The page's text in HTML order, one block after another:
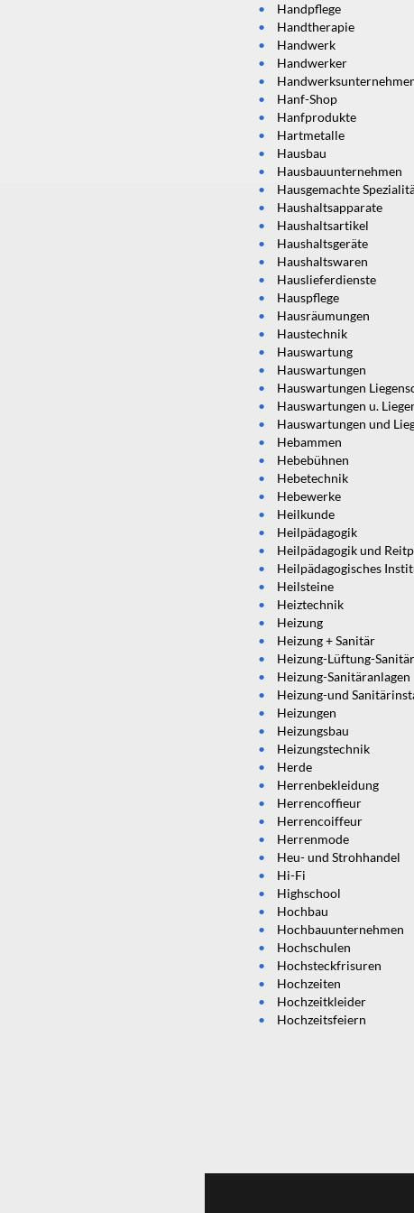
Handpflege
Handtherapie
Handwerk
Handwerker
Hanf-Shop
Hanfprodukte
Hartmetalle
Hausbau
Hausbauunternehmen
Hausgemachte
Haushaltsapparate
Haushaltsartikel
Haushaltsgeräte
Haushaltswaren
Hauslieferdienste
Hauspflege
Hausräumungen
Haustechnik
Hauswartung
Hauswartungen
Hauswartungen
Hauswartungen u.
Hauswartungen und
Hebammen
Hebebühnen
Hebetechnik
Hebewerke
Heilkunde
Heilpädagogik
Heilpädagogik und
Heilpädagogisches
Heilsteine
Heiztechnik
Heizung
Heizung + Sanitär
Heizung-Lüftung-Sanitär
Heizung-Sanitäranlagen
Heizung-und
Heizungen
Heizungsbau
Heizungstechnik
Herde
Herrenbekleidung
Herrencoffieur
Herrencoiffeur
Herrenmode
Heu- und Strohhandel
Hi-Fi
Highschool
Hochbau
Hochbauunternehmen
Hochschulen
Hochsteckfrisuren
Hochzeiten
Hochzeitkleider
Hochzeitsfeiern